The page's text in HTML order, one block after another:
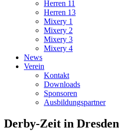
Herren 11
Herren 13
Mixery 1
Mixery 2
Mixery 3
Mixery 4
News
Verein
Kontakt
Downloads
Sponsoren
Ausbildungspartner
Derby-Zeit in Dresden